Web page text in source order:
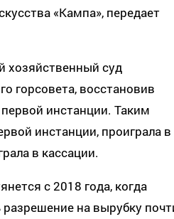
«Кампа», передает
хозяйственный суд
горсовета, восстановив
инстанции. Таким
инстанции, проиграла в
в кассации.
с 2018 года, когда
на вырубку